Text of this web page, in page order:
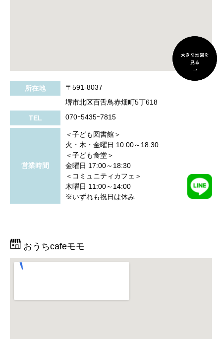
所在地
〒591-8037
堺市北区百舌鳥赤畑町5丁618
TEL
070ｰ5435ｰ7815
営業時間
＜子ども図書館＞
火・木・金曜日 10:00～18:30
＜子ども食堂＞
金曜日 17:00～18:30
＜コミュニティカフェ＞
木曜日 11:00～14:00
※いずれも祝日は休み
おうちcafeモモ